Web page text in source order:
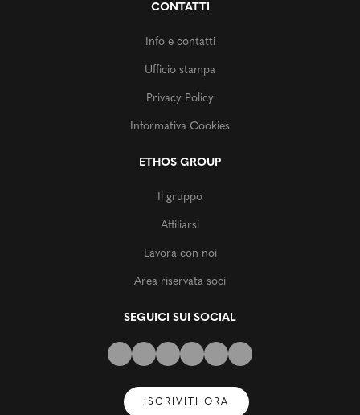
CONTATTI
Info e contatti
Ufficio stampa
Privacy Policy
Informativa Cookies
ETHOS GROUP
Il gruppo
Affiliarsi
Lavora con noi
Area riservata soci
SEGUICI SUI SOCIAL
ISCRIVITI ORA